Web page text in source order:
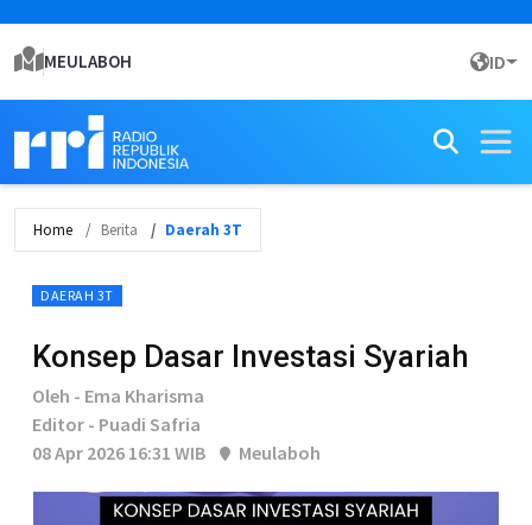
MEULABOH ID
Home Berita Daerah 3T
DAERAH 3T
Konsep Dasar Investasi Syariah
Oleh - Ema Kharisma
Editor - Puadi Safria
08 Apr 2026 16:31 WIB
Meulaboh